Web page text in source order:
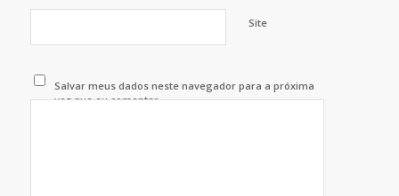
Site
Salvar meus dados neste navegador para a próxima
vez que eu comentar.